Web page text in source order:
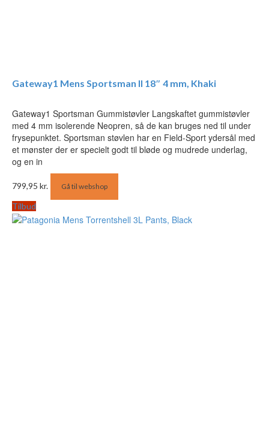
Gateway1 Mens Sportsman II 18″ 4 mm, Khaki
Gateway1 Sportsman Gummistøvler Langskaftet gummistøvler
med 4 mm isolerende Neopren, så de kan bruges ned til under
frysepunktet. Sportsman støvlen har en Field-Sport ydersål med
et mønster der er specielt godt til bløde og mudrede underlag,
og en in
799,95 kr. Gå til webshop
Tilbud